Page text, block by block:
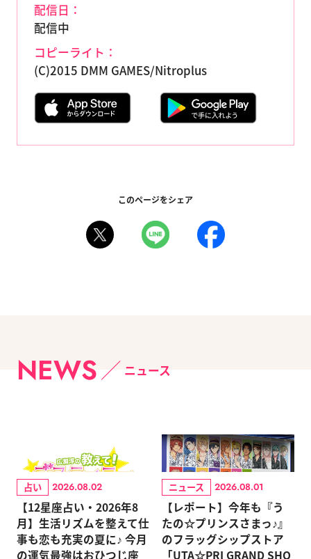
配信日：
配信中
コピーライト：
(C)2015 DMM GAMES/Nitroplus
このページをシェア
NEWS ニュース
占い 2026.08.02
【12星座占い・2026年8
月】生活リズムを整えて仕
事も恋も充実の夏に♪ 今月
の運気最強はおひつじ座
ニュース 2026.08.01
【レポート】今年も『う
たの☆プリンスさまっ♪』
のフラッグシップストア
「UTA☆PRI GRAND SHO